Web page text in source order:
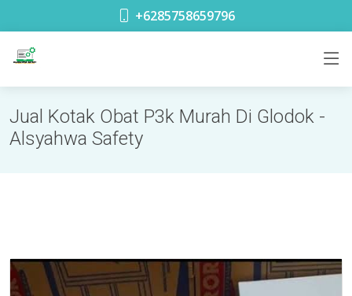
toko safety terdekat di Glodok Jakarta
+6285758659796
Jual Kotak Obat P3k Murah Di Glodok -
Alsyahwa Safety